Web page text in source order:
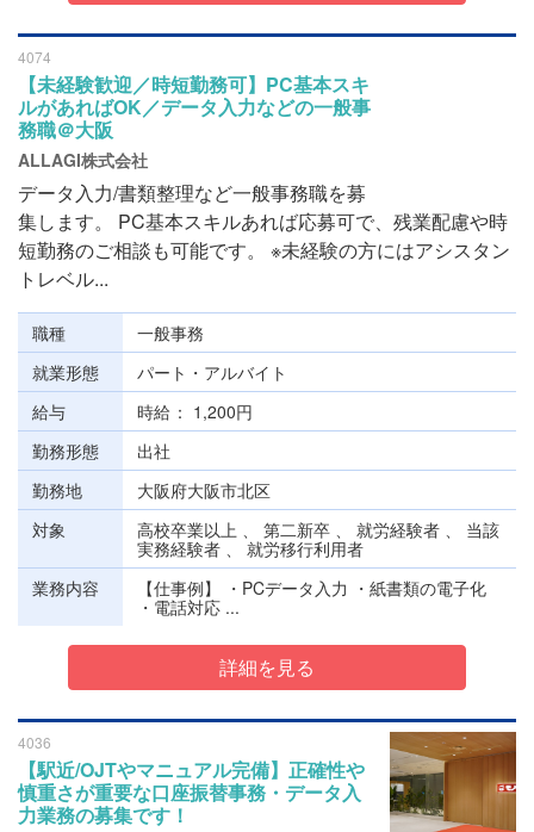
4074
【未経験歓迎／時短勤務可】PC基本スキ
ルがあればOK／データ入力などの一般事
務職＠大阪
ALLAGI株式会社
データ入力/書類整理など一般事務職を募
集します。 PC基本スキルあれば応募可で、残業配慮や時
短勤務のご相談も可能です。 ※未経験の方にはアシスタン
トレベル...
職種
一般事務
就業形態
パート・アルバイト
給与
時給
1,200円
勤務形態
出社
勤務地
大阪府大阪市北区
対象
高校卒業以上 、 第二新卒 、 就労経験者 、 当該
実務経験者 、 就労移行利用者
業務内容
【仕事例】 ・PCデータ入力 ・紙書類の電子化
・電話対応 ...
詳細を見る
4036
【駅近/OJTやマニュアル完備】正確性や
慎重さが重要な口座振替事務・データ入
力業務の募集です！